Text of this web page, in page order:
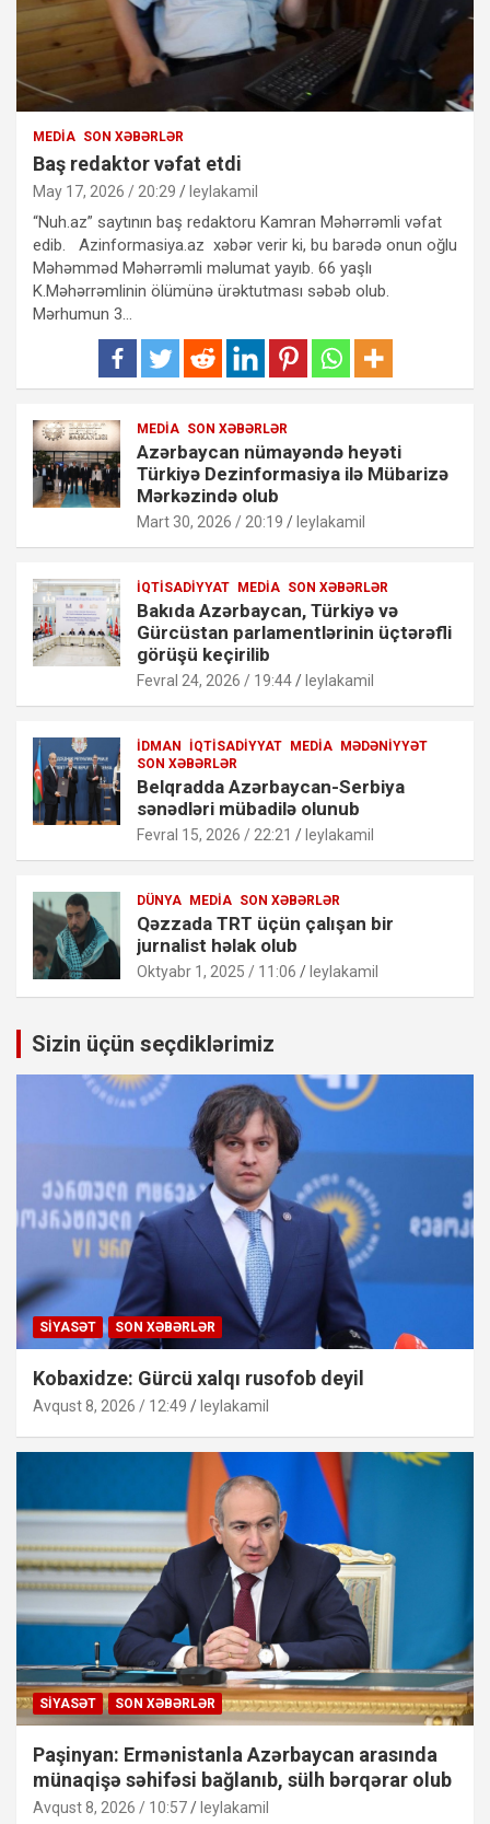
MEDIA SON XƏBƏRLƏR
Baş redaktor vəfat etdi
May 17, 2026 / 20:29 leylakamil
“Nuh.az” saytının baş redaktoru Kamran Məhərrəmli vəfat
edib. Azinformasiya.az xəbər verir ki, bu barədə onun oğlu
Məhəmməd Məhərrəmli məlumat yayıb. 66 yaşlı
K.Məhərrəmlinin ölümünə ürəktutması səbəb olub.
Mərhumun 3…
MEDIA SON XƏBƏRLƏR
Azərbaycan nümayəndə heyəti
Türkiyə Dezinformasiya ilə Mübarizə
Mərkəzində olub
Mart 30, 2026 / 20:19 leylakamil
İQTISADIYYAT MEDIA SON XƏBƏRLƏR
Bakıda Azərbaycan, Türkiyə və
Gürcüstan parlamentlərinin üçtərəfli
görüşü keçirilib
Fevral 24, 2026 / 19:44 leylakamil
İDMAN İQTISADIYYAT MEDIA MƏDƏNIYYƏT
SON XƏBƏRLƏR
Belqradda Azərbaycan-Serbiya
sənədləri mübadilə olunub
Fevral 15, 2026 / 22:21 leylakamil
DÜNYA MEDIA SON XƏBƏRLƏR
Qəzzada TRT üçün çalışan bir
jurnalist həlak olub
Oktyabr 1, 2025 / 11:06 leylakamil
Sizin üçün seçdiklərimiz
SIYASƏT SON XƏBƏRLƏR
Kobaxidze: Gürcü xalqı rusofob deyil
Avqust 8, 2026 / 12:49 leylakamil
SIYASƏT SON XƏBƏRLƏR
Paşinyan: Ermənistanla Azərbaycan arasında
münaqişə səhifəsi bağlanıb, sülh bərqərar olub
Avqust 8, 2026 / 10:57 leylakamil